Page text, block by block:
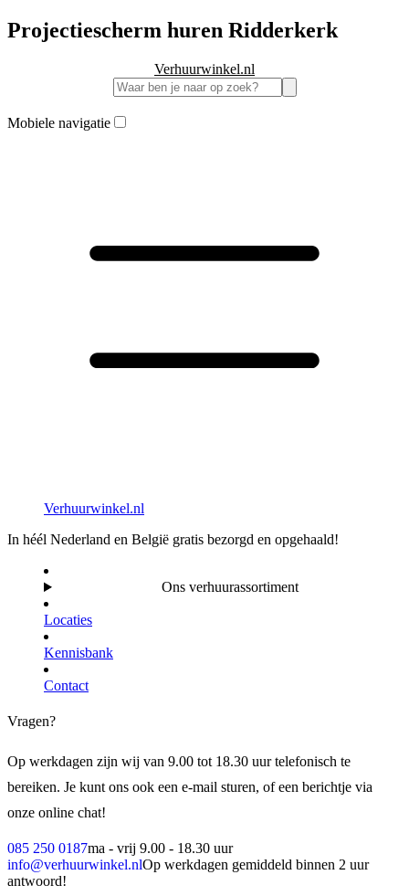
Projectiescherm huren Ridderkerk
Verhuurwinkel.nl
Mobiele navigatie
Verhuurwinkel.nl
In héél Nederland en België gratis bezorgd en opgehaald!
Ons verhuurassortiment
Locaties
Kennisbank
Contact
Vragen?
Op werkdagen zijn wij van 9.00 tot 18.30 uur telefonisch te
bereiken. Je kunt ons ook een e-mail sturen, of een berichtje via
onze online chat!
085 250 0187ma - vrij 9.00 - 18.30 uur
info@verhuurwinkel.nlOp werkdagen gemiddeld binnen 2 uur
antwoord!